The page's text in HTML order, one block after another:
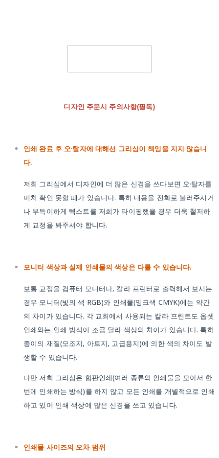
디자인 주문시 주의사항(필독)
인쇄 완료 후 오·탈자에 대해선 그리심이 책임을 지지 않습니
다.
저희 그리심에서 디자인에 더 많은 신경을 쓰다보면 오·탈자를
미처 확인 못할 때가 있습니다. 특히 내용을 전화로 불러주시거
나 부득이하게 텍스트를 저희가 타이핑했을 경우 더욱 철저하
게 교정을 봐주셔야 합니다.
모니터 색상과 실제 인쇄물의 색상은 다를 수 있습니다.
보통 교정을 컴퓨터 모니터나, 칼라 프린터로 출력해서 보시는
경우 모니터(빛의 색 RGB)와 인쇄물(잉크색 CMYK)에는 약간
의 차이가 있습니다. 각 교회에서 사용되는 칼라 프린트도 옵셋
인쇄와는 인쇄 방식이 조금 달라 색상의 차이가 있습니다. 특히
종이의 재질(모조지, 아트지, 고급용지)에 의한 색의 차이도 발
생할 수 있습니다.
다만 저희 그리심은 합판인쇄(여러 종류의 인쇄물을 모아서 한
번에 인쇄하는 방식)를 하지 않고 모든 인쇄를 개별적으로 인쇄
하고 있어 인쇄 색상에 많은 신경을 쓰고 있습니다.
인쇄물 사이즈의 오차 범위